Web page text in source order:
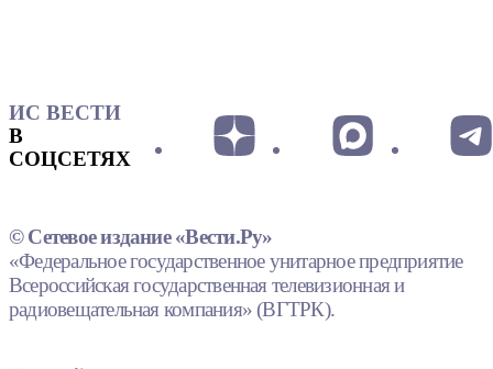
ИС ВЕСТИ
В
СОЦСЕТЯХ
© Сетевое издание «Вести.Ру»
«Федеральное государственное унитарное предприятие
Всероссийская государственная телевизионная и
радиовещательная компания» (ВГТРК).